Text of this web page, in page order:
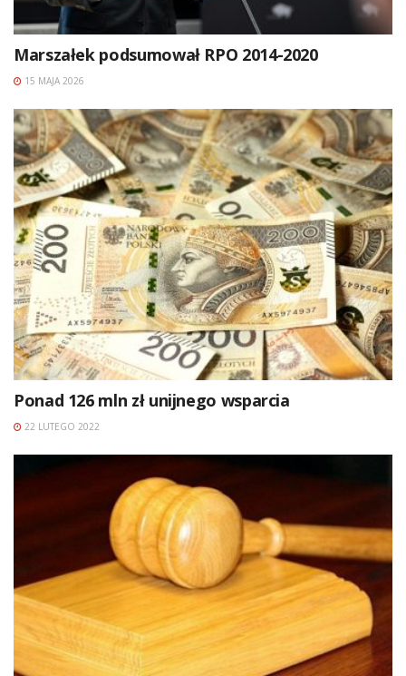
Marszałek podsumował RPO 2014-2020
15 MAJA 2026
Ponad 126 mln zł unijnego wsparcia
22 LUTEGO 2022